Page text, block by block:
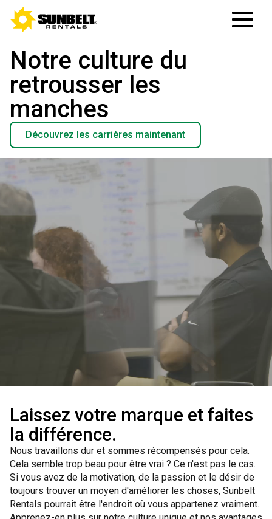
Notre culture du
retrousser les
manches
Découvrez les carrières maintenant
Laissez votre marque et faites
la différence.
Nous travaillons dur et sommes récompensés pour cela.
Cela semble trop beau pour être vrai ? Ce n'est pas le cas.
Si vous avez de la motivation, de la passion et le désir de
toujours trouver un moyen d'améliorer les choses, Sunbelt
Rentals pourrait être l'endroit où vous appartenez vraiment.